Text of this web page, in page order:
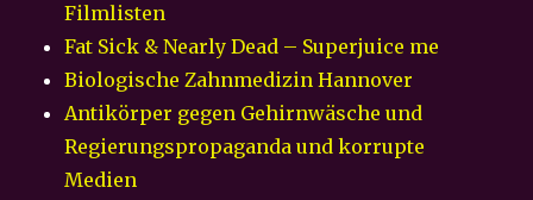
Filmlisten
Fat Sick & Nearly Dead – Superjuice me
Biologische Zahnmedizin Hannover
Antikörper gegen Gehirnwäsche und
Regierungspropaganda und korrupte
Medien